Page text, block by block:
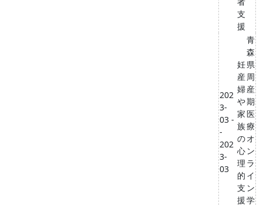
支
援
202
3-
03 -
-
202
3-
03
妊
産
婦
や
家
族
の
心
理
的
支
援
青
森
県
周
産
期
医
療
オ
ン
ラ
イ
ン
学